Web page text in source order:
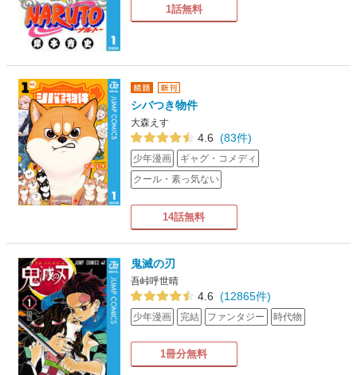
1話無料
シバつき物件
大森えす
4.6 (83件)
少年漫画
ギャグ・コメディ
クール・素っ気ない
14話無料
鬼滅の刃
吾峠呼世晴
4.6 (12865件)
少年漫画 完結 ファンタジー 時代物
1冊分無料